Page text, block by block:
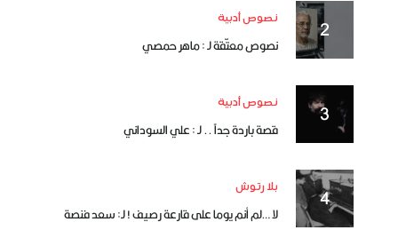
نصوص أدبية
نصوص معتّقة لـ : ماهر حمصي
نصوص أدبية
قصة باردة جداً .. لـ : علي السوداني
بلا رتوش
لا …لم أنم يوما على قارعة رصيف ! لـ: سعد فنصة